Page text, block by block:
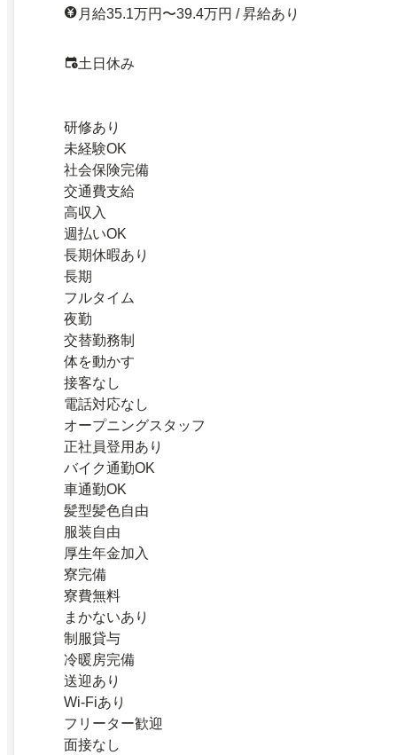
月給35.1万円〜39.4万円 / 昇給あり
土日休み
研修あり
未経験OK
社会保険完備
交通費支給
高収入
週払いOK
長期休暇あり
長期
フルタイム
夜勤
交替勤務制
体を動かす
接客なし
電話対応なし
オープニングスタッフ
正社員登用あり
バイク通勤OK
車通勤OK
髪型髪色自由
服装自由
厚生年金加入
寮完備
寮費無料
まかないあり
制服貸与
冷暖房完備
送迎あり
Wi-Fiあり
フリーター歓迎
面接なし